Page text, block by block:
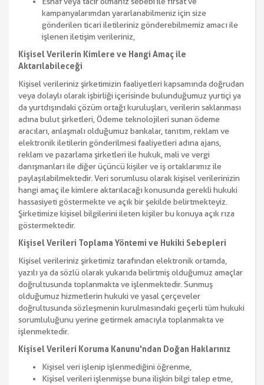
kampanyalarımdan yararlanabilmeniz için size
gönderilen ticari iletileriniz gönderebilmemiz amacı ile
işlenen iletişim verileriniz,
Kişisel Verilerin Kimlere ve Hangi Amaç ile
Aktarılabileceği
Kişisel verileriniz şirketimizin faaliyetleri kapsamında doğrudan
veya dolaylı olarak işbirliği içerisinde bulunduğumuz yurtiçi ya
da yurtdışındaki çözüm ortağı kuruluşları, verilerin saklanması
adına bulut şirketleri, Ödeme teknolojileri sunan ödeme
aracıları, anlaşmalı olduğumuz bankalar, tanıtım, reklam ve
elektronik iletilerin gönderilmesi faaliyetleri adına ajans,
reklam ve pazarlama şirketleri ile hukuk, mali ve vergi
danışmanları ile diğer üçüncü kişiler ve iş ortaklarımız ile
paylaşılabilmektedir. Veri sorumlusu olarak kişisel verilerinizin
hangi amaç ile kimlere aktarılacağı konusunda gerekli hukuki
hassasiyeti göstermekte ve açık bir şekilde belirtmekteyiz.
Şirketimize kişisel bilgilerini ileten kişiler bu konuya açık rıza
göstermektedir.
Kişisel Verileri Toplama Yöntemi ve Hukiki Sebepleri
Kişisel verileriniz şirketimiz tarafından elektronik ortamda,
yazılı ya da sözlü olarak yukarıda belirtmiş olduğumuz amaçlar
doğrultusunda toplanmakta ve işlenmektedir. Sunmuş
olduğumuz hizmetlerin hukuki ve yasal çerçeveler
doğrultusunda sözleşmenin kurulmasındaki geçerli tüm hukuki
sorumluluğunu yerine getirmek amacıyla toplanmakta ve
işlenmektedir.
Kişisel Verileri Koruma Kanunu'ndan Doğan Haklarınız
Kişisel veri işlenip işlenmediğini öğrenme,
Kişisel verileri işlenmişse buna ilişkin bilgi talep etme,